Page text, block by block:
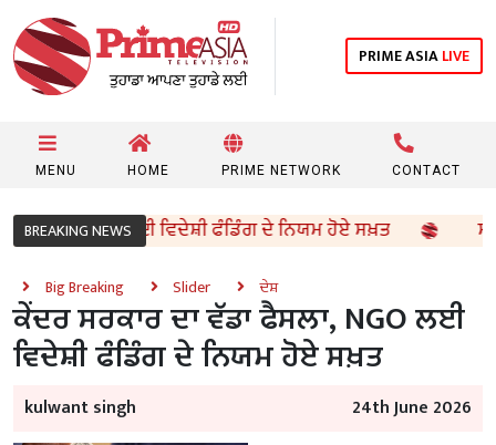
PRIME ASIALIVE
MENU HOME PRIME NETWORK CONTACT
BREAKING NEWS
NGO ਲਈ ਵਿਦੇਸ਼ੀ ਫੰਡਿੰਗ ਦੇ ਨਿਯਮ ਹੋਏ ਸਖ਼ਤ
Big Breaking Slider ਦੇਸ਼
ਕੇਂਦਰ ਸਰਕਾਰ ਦਾ ਵੱਡਾ ਫੈਸਲਾ, NGO ਲਈ
ਵਿਦੇਸ਼ੀ ਫੰਡਿੰਗ ਦੇ ਨਿਯਮ ਹੋਏ ਸਖ਼ਤ
kulwant singh 24th June 2026